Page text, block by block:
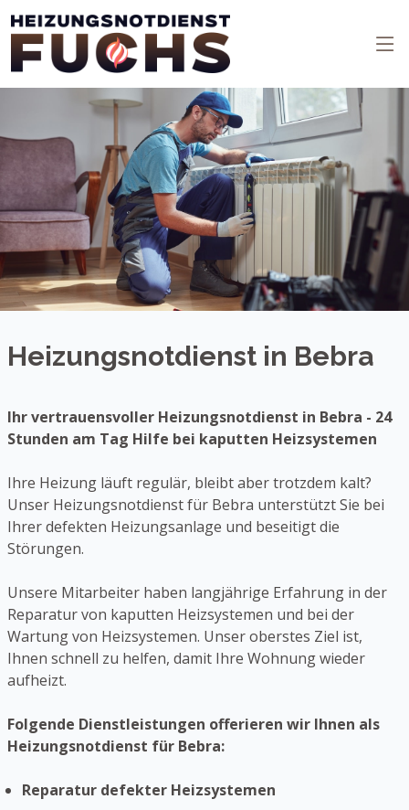
Heizungsnotdienst in Bebra
Ihr vertrauensvoller Heizungsnotdienst in Bebra - 24
Stunden am Tag Hilfe bei kaputten Heizsystemen
Ihre Heizung läuft regulär, bleibt aber trotzdem kalt?
Unser Heizungsnotdienst für Bebra unterstützt Sie bei
Ihrer defekten Heizungsanlage und beseitigt die
Störungen.
Unsere Mitarbeiter haben langjährige Erfahrung in der
Reparatur von kaputten Heizsystemen und bei der
Wartung von Heizsystemen. Unser oberstes Ziel ist,
Ihnen schnell zu helfen, damit Ihre Wohnung wieder
aufheizt.
Folgende Dienstleistungen offerieren wir Ihnen als
Heizungsnotdienst für Bebra:
Reparatur defekter Heizsystemen